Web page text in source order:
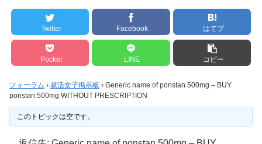
Twitter Facebook はてブ
Pocket LINE コピー
フォーラム › 就活女子掲示板 › Generic name of ponstan 500mg – BUY
ponstan 500mg WITHOUT PRESCRIPTION
このトピックは空です。